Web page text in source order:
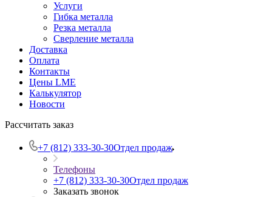
Услуги
Гибка металла
Резка металла
Сверление металла
Доставка
Оплата
Контакты
Цены LME
Калькулятор
Новости
Рассчитать заказ
+7 (812) 333-30-30Отдел продаж
Телефоны
+7 (812) 333-30-30Отдел продаж
Заказать звонок